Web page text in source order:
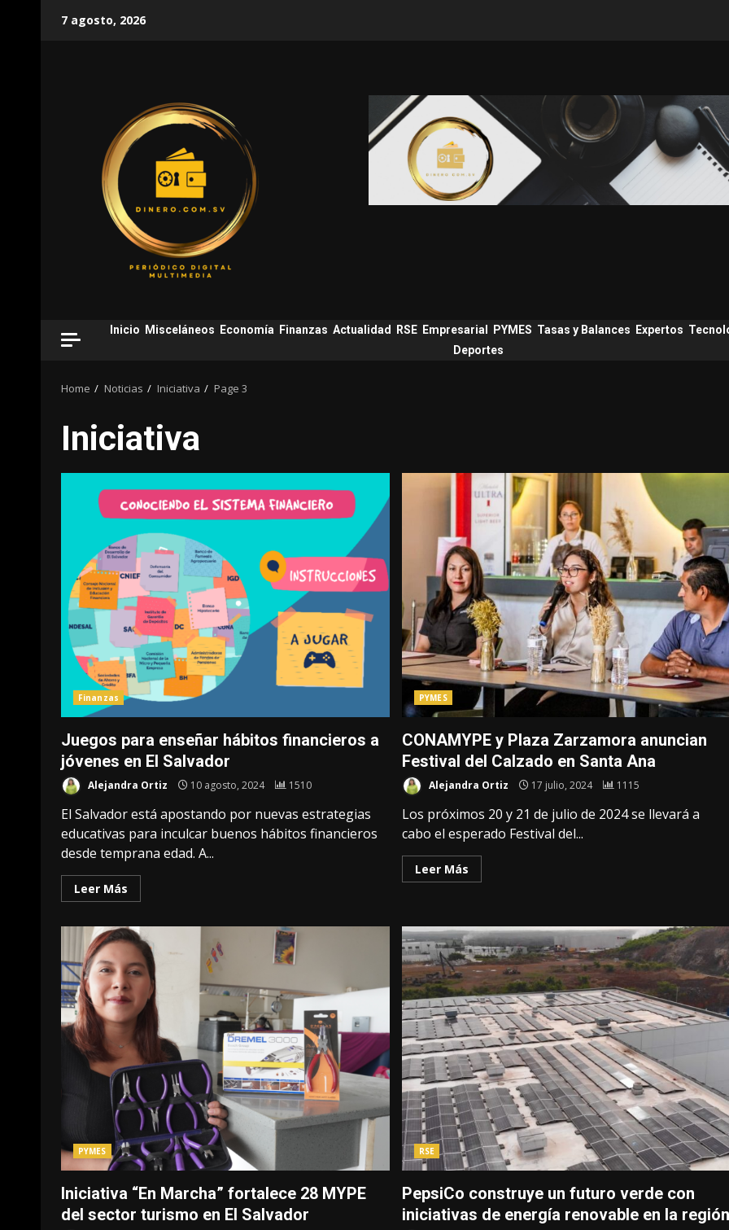
7 agosto, 2026
Inicio Misceláneos Economía Finanzas Actualidad RSE Empresarial PYMES Tasas y Balances Expertos
Deportes
Home Noticias Iniciativa Page 3
Iniciativa
Finanzas
Juegos para enseñar hábitos financieros a
jóvenes en El Salvador
Alejandra Ortiz 10 agosto, 2024 1510
El Salvador está apostando por nuevas estrategias
educativas para inculcar buenos hábitos financieros
desde temprana edad. A...
Leer Más
PYMES
CONAMYPE y Plaza Zarzamora anuncian
Festival del Calzado en Santa Ana
Alejandra Ortiz 17 julio, 2024 1115
Los próximos 20 y 21 de julio de 2024 se llevará a
cabo el esperado Festival del...
Leer Más
PYMES
Iniciativa “En Marcha” fortalece 28 MYPE
del sector turismo en El Salvador
RSE
PepsiCo construye un futuro verde con
iniciativas de energía renovable en la